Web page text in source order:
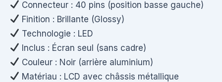
Connecteur : 40 pins (position basse gauche)
Finition : Brillante (Glossy)
Technologie : LED
Inclus : Écran seul (sans cadre)
Couleur : Noir (arrière aluminium)
Matériau : LCD avec châssis métallique